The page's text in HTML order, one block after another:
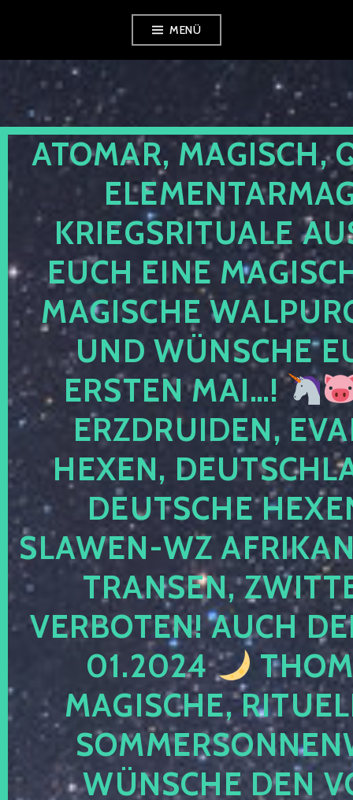
springen
MENÜ
ATOMAR, MAGISCH,
KRIEGSRITUALE
EUCH EINE
MAGISCHE
UND WÜNSCHE
ERSTEN MAI…!
ERZDRUIDEN,
HEXEN,
DEUTSCHE
SLAWEN-WZ
TRANSEN,
VERBOTEN! AUCH
01.2024
MAGISCHE,
WÜNSCHE DEN